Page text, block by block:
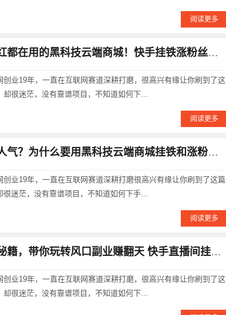
阅读更多
技云端商城！快手挂铁涨粉丝直播人气点赞转发收藏播放量软件免费下载！
业19年，一直在互联网赛道深耕打磨，很高兴有缘让你刷到了这
很迷茫，没有靠谱项目，不知道如何下...
阅读更多
为什么要用黑科技云端商城挂铁和涨粉丝?挂铁的好处？
业19年，一直在互联网赛道深耕打磨很高兴有缘让你刷到了这篇
迷茫，没有靠谱项目，不知道如何下手...
阅读更多
风口副业赚翻天 快手直播间挂铁机器人涨粉丝小可爱兵马俑假人 招合伙人
业19年，一直在互联网赛道深耕打磨，很高兴有缘让你刷到了这
很迷茫，没有靠谱项目，不知道如何下...